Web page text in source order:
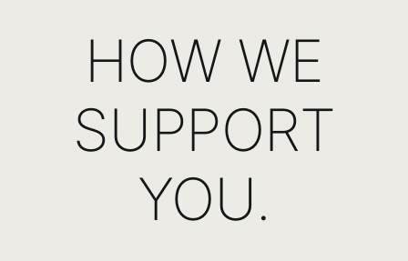
HOW WE
SUPPORT
YOU.